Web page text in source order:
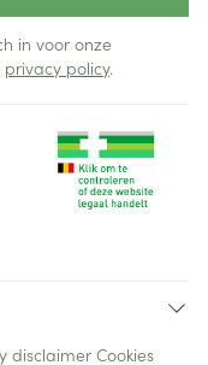
in voor onze
privacy policy.
disclaimer Cookies